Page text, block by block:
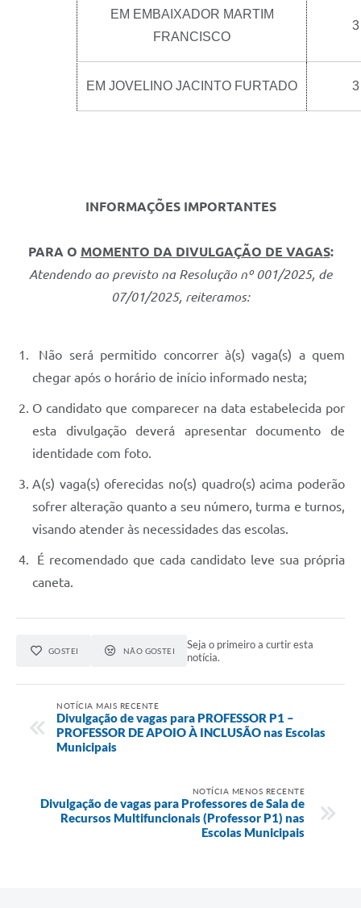
EM EMBAIXADOR MARTIM
FRANCISCO
3
EM JOVELINO JACINTO FURTADO 3
INFORMAÇÕES IMPORTANTES
PARA O MOMENTO DA DIVULGAÇÃO DE VAGAS:
Atendendo ao previsto na Resolução nº 001/2025, de
07/01/2025, reiteramos:
Não será permitido concorrer à(s) vaga(s) a quem
chegar após o horário de início informado nesta;
O candidato que comparecer na data estabelecida por
esta divulgação deverá apresentar documento de
identidade com foto.
A(s) vaga(s) oferecidas no(s) quadro(s) acima poderão
sofrer alteração quanto a seu número, turma e turnos,
visando atender às necessidades das escolas.
É recomendado que cada candidato leve sua própria
caneta.
GOSTEI NÃO GOSTEI
Seja o primeiro a curtir esta
notícia.
NOTÍCIA MAIS RECENTE
Divulgação de vagas para PROFESSOR P1 –
PROFESSOR DE APOIO À INCLUSÃO nas Escolas
Municipais
NOTÍCIA MENOS RECENTE
Divulgação de vagas para Professores de Sala de
Recursos Multifuncionais (Professor P1) nas
Escolas Municipais